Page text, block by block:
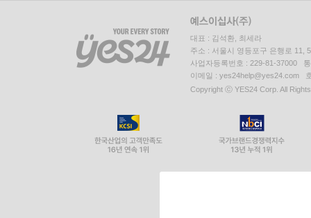
대표 : 김석환, 최세라
주소 : 서울시 영등포구 은행로 11,
사업자등록번호 : 229-81-37000
이메일 : yes24help@yes24.com
Copyright ⓒ YES24 Corp. All